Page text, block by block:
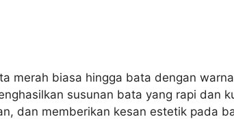
merah biasa hingga bata dengan
susunan bata yang rapi dan
dan memberikan kesan estetik pada